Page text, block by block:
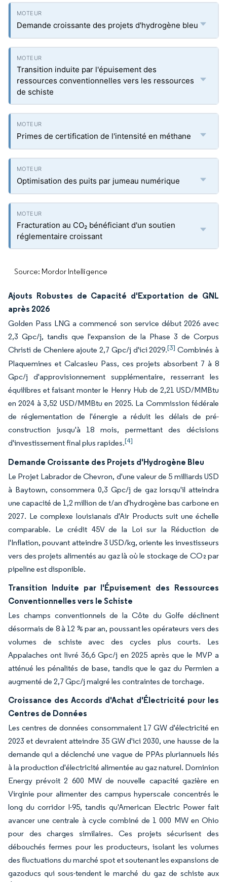
Demande croissante des projets d'hydrogène bleu
Transition induite par l'épuisement des
ressources conventionnelles vers les ressources
de schiste
Primes de certification de l'intensité en méthane
Optimisation des puits par jumeau numérique
Fracturation au CO₂ bénéficiant d'un soutien
réglementaire croissant
Source: Mordor Intelligence
Ajouts Robustes de Capacité d'Exportation de GNL
après 2026
Golden Pass LNG a commencé son service début 2026 avec
2,3 Gpc/j, tandis que l'expansion de la Phase 3 de Corpus
Christi de Cheniere ajoute 2,7 Gpc/j d'ici 2029.[3] Combinés à
Plaquemines et Calcasieu Pass, ces projets absorbent 7 à 8
Gpc/j d'approvisionnement supplémentaire, resserrant les
équilibres et faisant monter le Henry Hub de 2,21 USD/MMBtu
en 2024 à 3,52 USD/MMBtu en 2025. La Commission fédérale
de réglementation de l'énergie a réduit les délais de pré-
construction jusqu'à 18 mois, permettant des décisions
d'investissement final plus rapides.[4]
Demande Croissante des Projets d'Hydrogène Bleu
Le Projet Labrador de Chevron, d'une valeur de 5 milliards USD
à Baytown, consommera 0,3 Gpc/j de gaz lorsqu'il atteindra
une capacité de 1,2 million de t/an d'hydrogène bas carbone en
2027. Le complexe louisianais d'Air Products suit une échelle
comparable. Le crédit 45V de la Loi sur la Réduction de
l'Inflation, pouvant atteindre 3 USD/kg, oriente les investisseurs
vers des projets alimentés au gaz là où le stockage de CO₂ par
pipeline est disponible.
Transition Induite par l'Épuisement des Ressources
Conventionnelles vers le Schiste
Les champs conventionnels de la Côte du Golfe déclinent
désormais de 8 à 12 % par an, poussant les opérateurs vers des
volumes de schiste avec des cycles plus courts. Les
Appalaches ont livré 36,6 Gpc/j en 2025 après que le MVP a
atténué les pénalités de base, tandis que le gaz du Permien a
augmenté de 2,7 Gpc/j malgré les contraintes de torchage.
Croissance des Accords d'Achat d'Électricité pour les
Centres de Données
Les centres de données consommaient 17 GW d'électricité en
2023 et devraient atteindre 35 GW d'ici 2030, une hausse de la
demande qui a déclenché une vague de PPAs pluriannuels liés
à la production d'électricité alimentée au gaz naturel. Dominion
Energy prévoit 2 600 MW de nouvelle capacité gazière en
Virginie pour alimenter des campus hyperscale concentrés le
long du corridor I-95, tandis qu'American Electric Power fait
avancer une centrale à cycle combiné de 1 000 MW en Ohio
pour des charges similaires. Ces projets sécurisent des
débouchés fermes pour les producteurs, isolant les volumes
des fluctuations du marché spot et soutenant les expansions de
gazoducs qui sous-tendent le marché du gaz de schiste aux